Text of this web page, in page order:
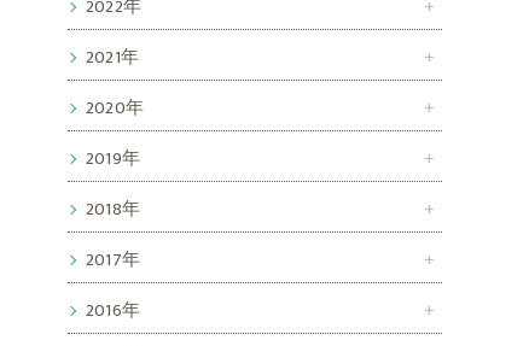
2022年
2021年
2020年
2019年
2018年
2017年
2016年